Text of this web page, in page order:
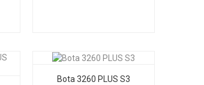
Bota 3260 PLUS S3